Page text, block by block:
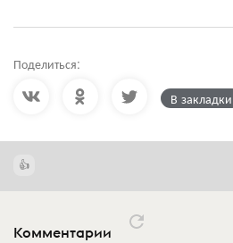
Поделиться:
В закладки
Комментарии